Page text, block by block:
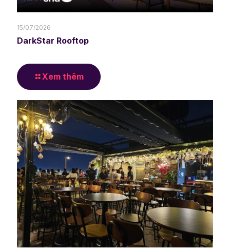
15/07/2026
DarkStar Rooftop
Xem thêm